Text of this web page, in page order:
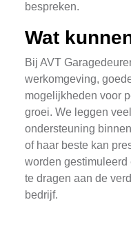
bespreken.
Wat
Bij AVT
werkomgeving,
mogelijkheden voor
groei. We leggen
ondersteuning
of haar beste kan
worden
te dragen aan de
bedrijf.